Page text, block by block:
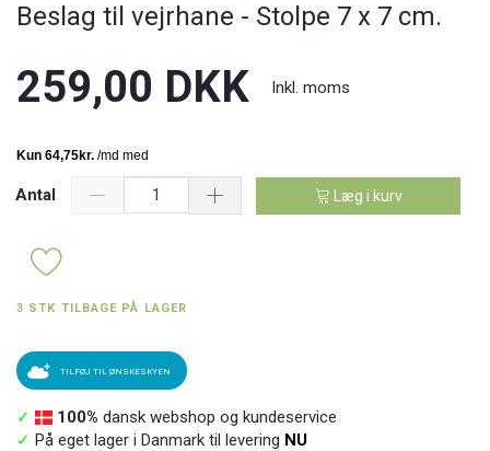
Beslag til vejrhane - Stolpe 7 x 7 cm.
259,00 DKK Inkl. moms
Antal Læg i kurv
3 STK TILBAGE PÅ LAGER
TILFØJ TIL ØNSKESKYEN
✓ 100% dansk webshop og kundeservice
✓ På eget lager i Danmark til levering NU